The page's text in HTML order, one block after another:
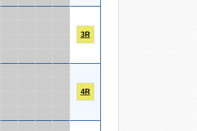
3R
4R